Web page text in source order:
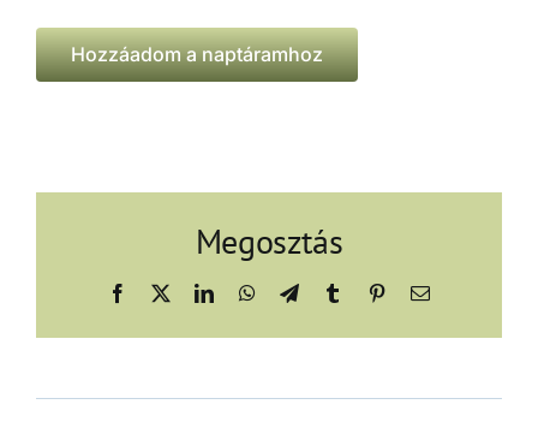
Hozzáadom a naptáramhoz
Megosztás
Facebook LinkedInWhatsApp
TelegramTumblrPinterestEmail: